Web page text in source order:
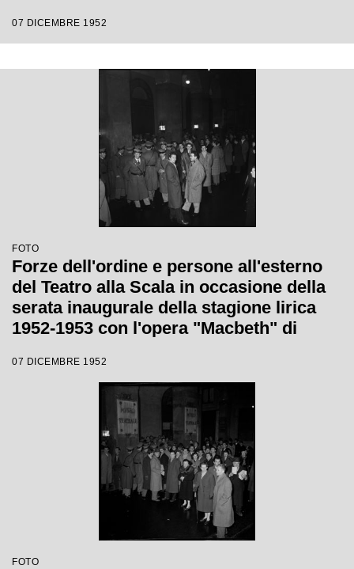
Ebert
07 DICEMBRE 1952
FOTO
Forze dell'ordine e persone all'esterno
del Teatro alla Scala in occasione della
serata inaugurale della stagione lirica
1952-1953 con l'opera "Macbeth" di
Sabata, con la regia di Carl Ebert
07 DICEMBRE 1952
FOTO